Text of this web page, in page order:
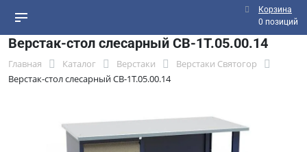
Корзина
0 позиций
Верстак-стол слесарный СВ-1Т.05.00.14
Главная Каталог Верстаки
Верстаки Святогор
Верстак-стол слесарный СВ-1Т.05.00.14